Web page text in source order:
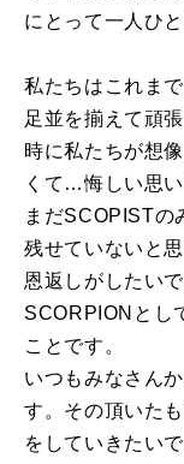
にとって一人ひ
私たちはこれま
足並を揃えて頑
時に私たちが想
くて…悔しい思
まだSCOPISTの
残せていないと
恩返しがしたい
SCORPIONとし
ことです。
いつもみなさん
す。その頂いた
をしていきたい